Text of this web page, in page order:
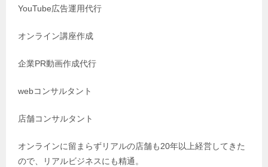
YouTube広告運用代行
オンライン講座作成
企業PR動画作成代行
webコンサルタント
店舗コンサルタント
オンラインに留まらずリアルの店舗も20年以上経営してきた
ので、リアルビジネスにも精通。